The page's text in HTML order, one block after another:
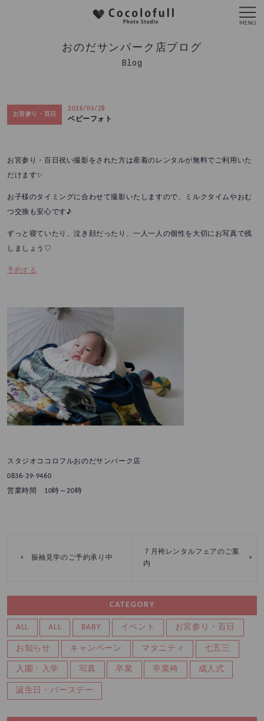
おのだサンパーク店ブログ
Blog
お宮参り・百日
2026/05/28
ベビーフォト
お宮参り・百日祝い撮影をされた方は産着のレンタルが無料でご利用いた
だけます✨
お子様のタイミングに合わせて撮影いたしますので、ミルクタイムやおむ
つ交換も安心です♪
ずっと寝ていたり、泣き顔だったり、一人一人の個性を大切にお写真で残
しましょう♡
予約する
スタジオココロフルおのだサンパーク店
0836-39-9460
営業時間 10時～20時
« 振袖見学のご予約承り中
７月袴レンタルフェアのご案
内
»
CATEGORY
ALL ALL BABY イベント お宮参り・百日
お知らせ キャンペーン マタニティ 七五三
入園・入学 写真 卒業 卒業袴 成人式
誕生日・バースデー